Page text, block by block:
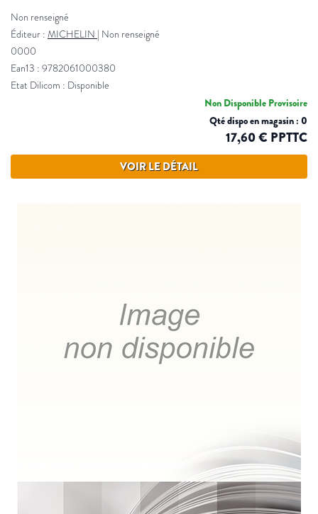
Non renseigné
Éditeur : MICHELIN | Non renseigné
0000
Ean13 : 9782061000380
Etat Dilicom : Disponible
Non Disponible Provisoire
Qté dispo en magasin : 0
17,60 € PPTTC
VOIR LE DÉTAIL